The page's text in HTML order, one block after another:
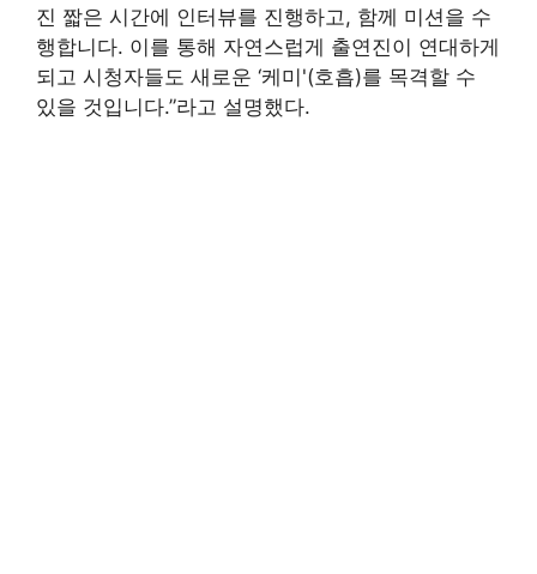
진 짧은 시간에 인터뷰를 진행하고, 함께 미션을 수
행합니다. 이를 통해 자연스럽게 출연진이 연대하게
되고 시청자들도 새로운 ‘케미'(호흡)를 목격할 수
있을 것입니다.”라고 설명했다.